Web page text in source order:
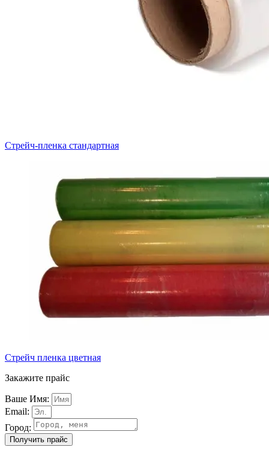
Стрейч-пленка стандартная
Стрейч пленка цветная
Закажите прайс
Ваше Имя:
Email:
Город:
Получить прайс